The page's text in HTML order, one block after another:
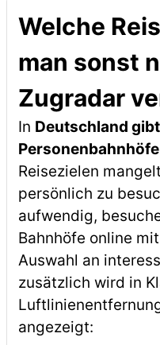
Welche
man sonst
Zugradar
In Deutschland
Personenbahnhöfe
Reisezielen
persönlich zu
aufwendig,
Bahnhöfe online
Auswahl an
zusätzlich wird in
angezeigt: